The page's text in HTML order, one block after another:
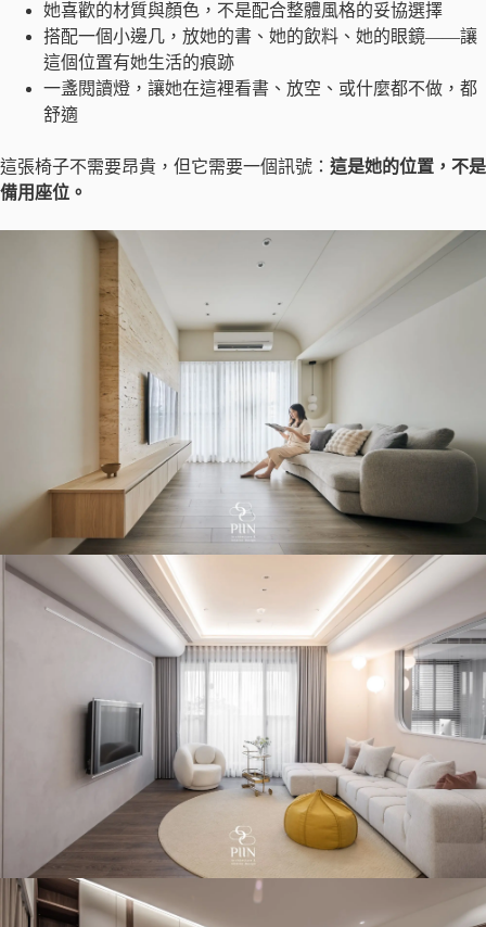
她喜歡的材質與顏色，不是配合整體風格的妥協選擇
搭配一個小邊几，放她的書、她的飲料、她的眼鏡——讓
這個位置有她生活的痕跡
一盞閱讀燈，讓她在這裡看書、放空、或什麼都不做，都
舒適
這張椅子不需要昂貴，但它需要一個訊號： 這是她的位置，不是
備用座位。